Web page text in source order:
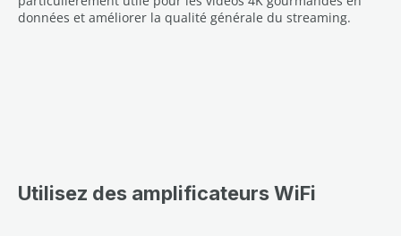
données et améliorer la qualité générale du streaming.
Utilisez des amplificateurs WiFi